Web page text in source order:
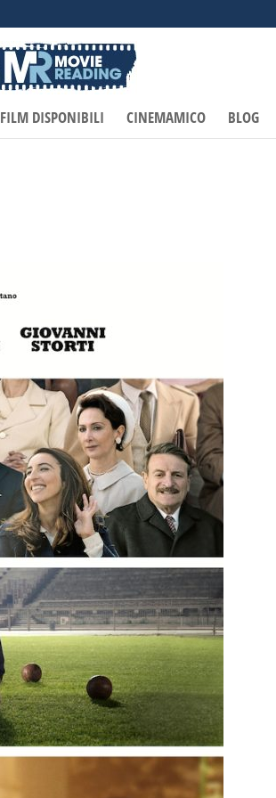
FILM DISPONIBILI CINEMAMICO BLOG